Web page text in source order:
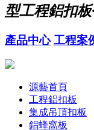
型工程鋁扣
產品中心 工程案
源藝首頁
工程鋁扣板
集成吊頂扣板
鋁蜂窩板